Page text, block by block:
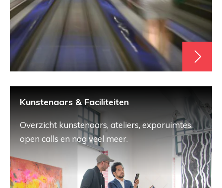
Kunstenaars & Faciliteiten
Overzicht kunstenaars, ateliers, exporuimtes,
open calls en nog veel meer.